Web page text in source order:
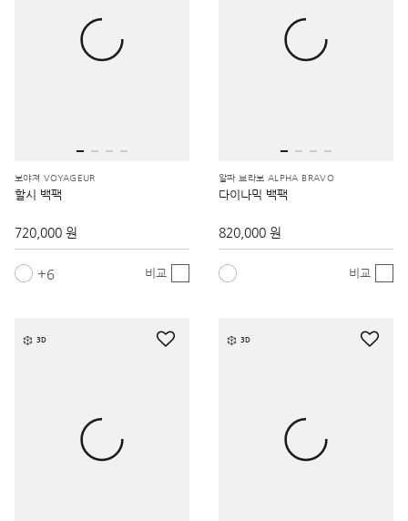
보야져 VOYAGEUR
할시 백팩
720,000 원
6 비교
알파 브라보 ALPHA BRAVO
다이나믹 백팩
820,000 원
비교
3D 3D